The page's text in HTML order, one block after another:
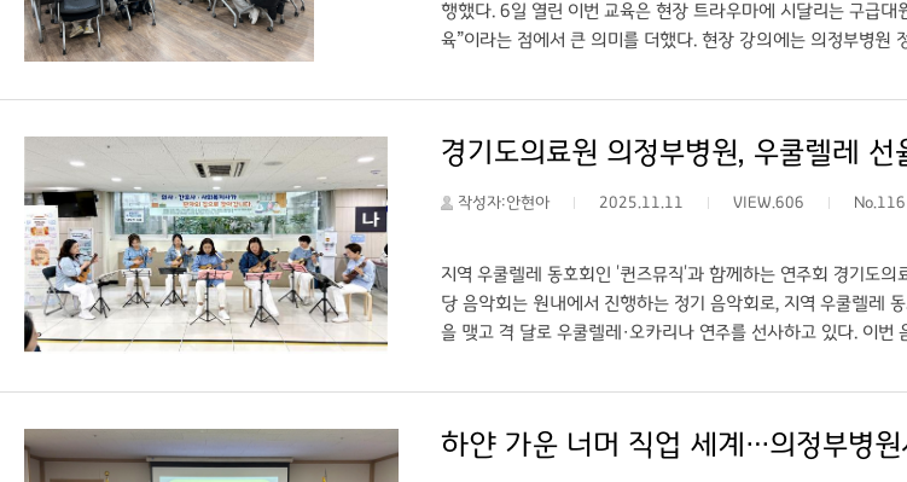
행했다. 6일 열린 이번 교육은 현장 트라우마에 시달리는 구급
육”이라는 점에서 큰 의미를 더했다. 현장 강의에는 의정부병
급의 최전선에 서 있는 구급대원들이야말로 우리가 지켜야 할
는 방침이다. ○ 출처: STN NEWS(https://
경기도의료원 의정부병원, 우쿨렐레
작성자:안현아 2025.11.11 VIEW.606 No.116
지역 우쿨렐레 동호회인 '퀸즈뮤직'과 함께하는 연주회 경기도
당 음악회는 원내에서 진행하는 정기 음악회로, 지역 우쿨렐레
을 맺고 격 달로 우쿨렐레·오카리나 연주를 선사하고 있다. 이
에서는 “선율이 흐르는 동안 환자분들의 표정이 한결 밝아지는
스 (https://www.gukjenews.com) ○ 링크: 경기도의료원 의정
하얀 가운 너머 직업 세계…의정부병